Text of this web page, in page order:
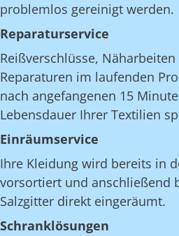
problemlos gereinigt werden.
Reparaturservice
Reißverschlüsse,
Reparaturen im laufenden
nach angefangenen 15
Lebensdauer Ihrer Textilien
Einräumservice
Ihre Kleidung wird bereits in
vorsortiert und anschließend
Salzgitter direkt eingeräumt.
Schranklösungen